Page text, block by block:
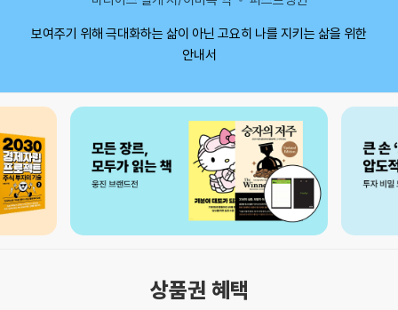
보여주기 위해 극대화하는 삶이 아닌 고요히 나를 지키는 삶을 위한
안내서
상품권 혜택